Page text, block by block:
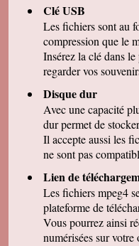
Margot P
Studio très
arrangeant à prix
vivement !
Christian R
NOUS VENONS
ET TENONS A
VOTRE :
-ACCUEIL
-QUALITE DE
-
François M
C'est avec grand
passage
duplication VHS/
Permettez moi de
de votre travail.
de vous. Bonne
Clé USB
Les fichiers sont au
compression que le
Insérez la clé dans
regarder vos
Disque dur
Avec une capacité
dur permet de
Il accepte aussi les
ne sont pas
Lien de
Les fichiers mpeg4
plateforme de
Vous pourrez ainsi
numérisées sur votre